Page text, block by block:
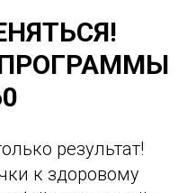
результат!
к здоровому